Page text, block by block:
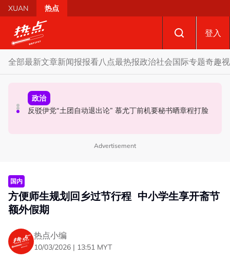
Skip to main content
XUAN 热点
登入
全部最新文章新闻报报看八点最热报政治社会国际专题奇趣
政治
马六甲州选 | 甲州选席谈判现空间？ 法米：国阵开放态度
政治
反驳伊党“土团自动退出论” 慕尤丁前机要秘书晒章程打脸
社会
国歌响起华人庙宇千人齐肃立 网友动容：这才是真正的马
Advertisement
国内
方便师生规划回乡过节行程 中小学生享开斋节
额外假期
热点小编
10/03/2026 | 13:51 MYT